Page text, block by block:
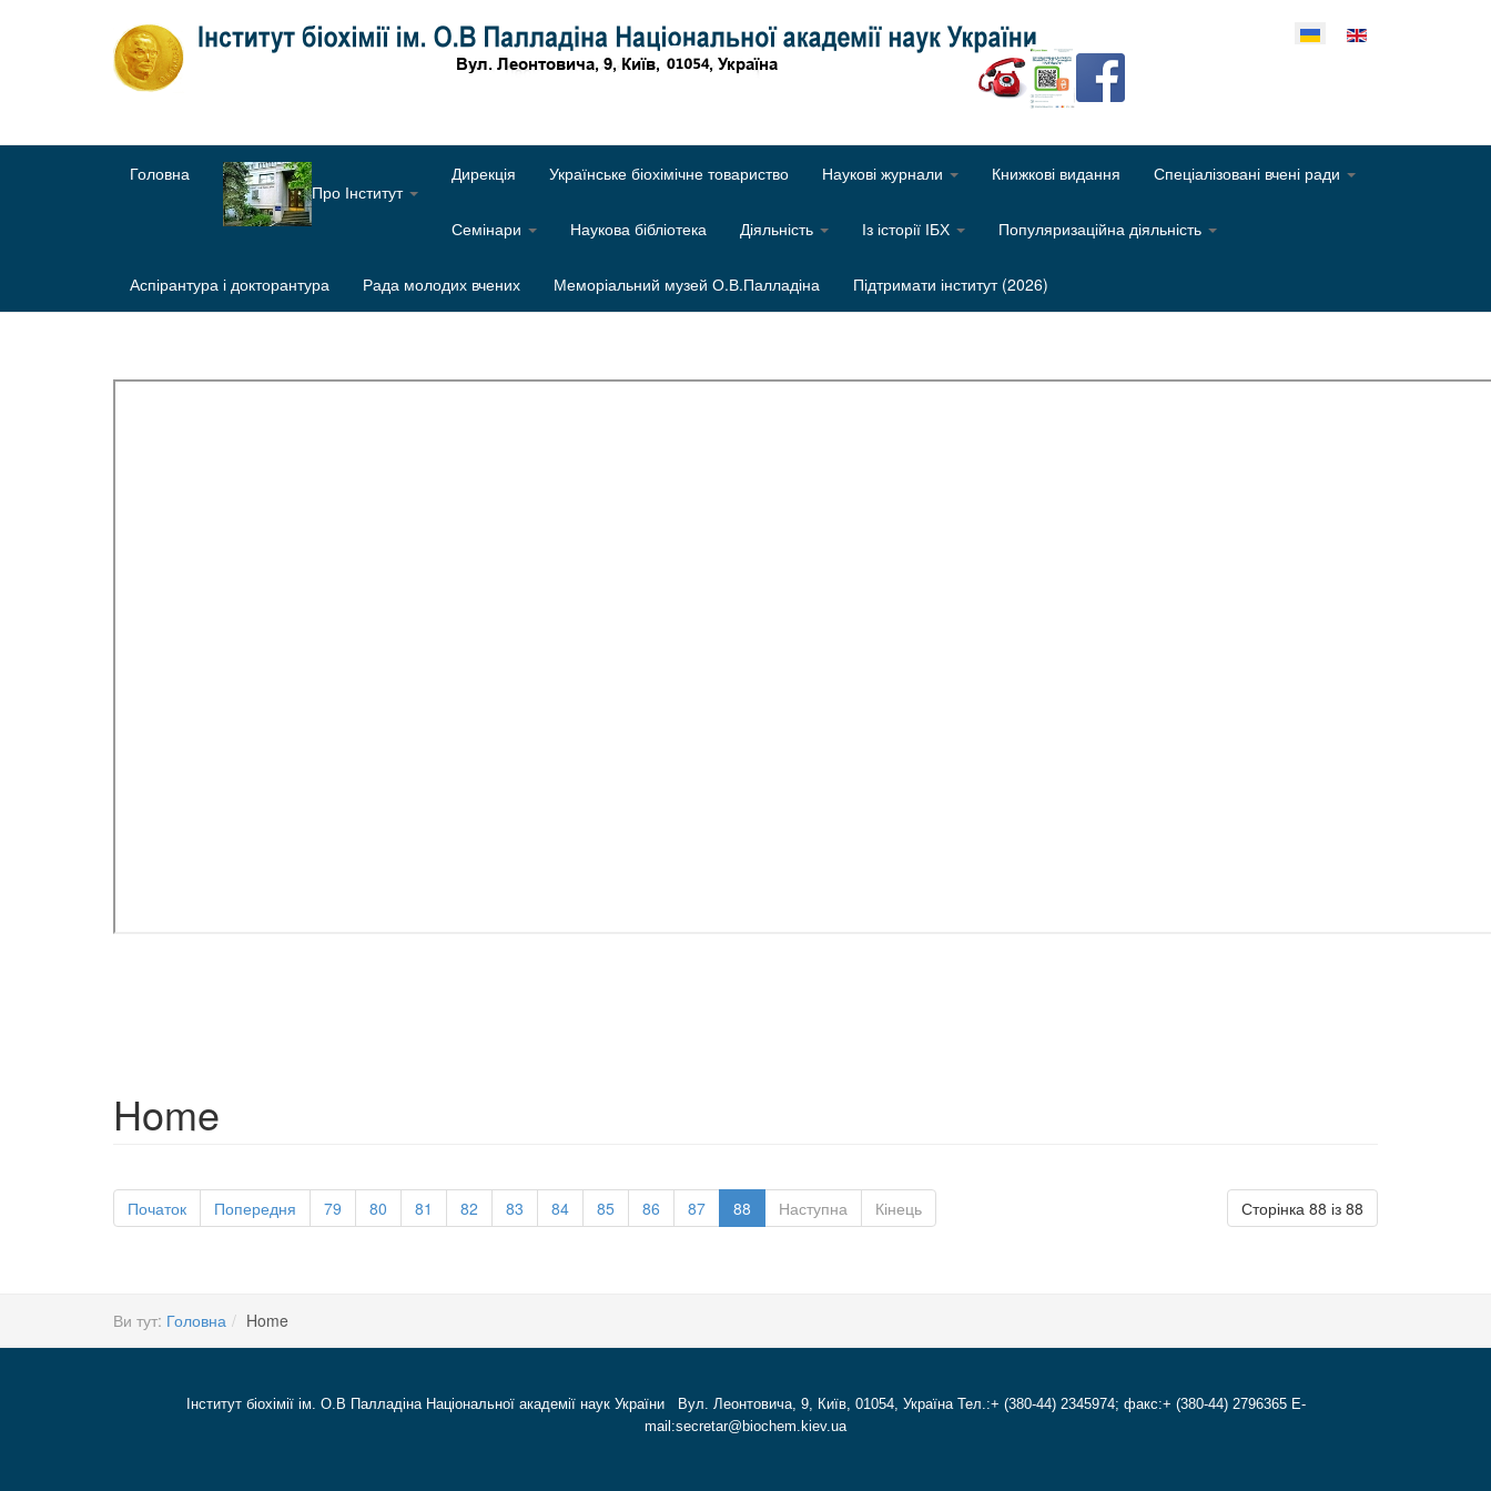
Оберіть свою мову
Головна
Про Інститут
Дирекція Українське біохімічне товариство Наукові журнали Книжкові видання Спеціалізовані вчені ради
Семінари Наукова бібліотека Діяльність Із історії ІБХ Популяризаційна діяльність
Аспірантура і докторантура Рада молодих вчених Меморіальний музей О.В.Палладіна Підтримати інститут (2026)
Home
Сторінка 88 із 88
Початок Попередня 79 80 81 82 83 84 85 86 87 88 Наступна Кінець
Ви тут: Головна Home
Інститут біохімії ім. О.В Палладіна Національної академії наук України Вул. Леонтовича, 9, Київ, 01054, Україна Тел.:+ (380-44) 2345974; факс:+ (380-44) 2796365 E-
mail:secretar@biochem.kiev.ua